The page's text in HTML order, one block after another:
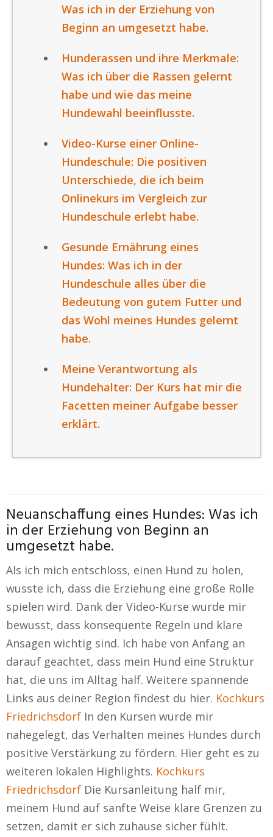
Was ich in der Erziehung von
Beginn an umgesetzt habe.
Hunderassen und ihre Merkmale:
Was ich über die Rassen gelernt
habe und wie das meine
Hundewahl beeinflusste.
Video-Kurse einer Online-
Hundeschule: Die positiven
Unterschiede, die ich beim
Onlinekurs im Vergleich zur
Hundeschule erlebt habe.
Gesunde Ernährung eines
Hundes: Was ich in der
Hundeschule alles über die
Bedeutung von gutem Futter und
das Wohl meines Hundes gelernt
habe.
Meine Verantwortung als
Hundehalter: Der Kurs hat mir die
Facetten meiner Aufgabe besser
erklärt.
Neuanschaffung eines Hundes: Was ich
in der Erziehung von Beginn an
umgesetzt habe.
Als ich mich entschloss, einen Hund zu holen,
wusste ich, dass die Erziehung eine große Rolle
spielen wird. Dank der Video-Kurse wurde mir
bewusst, dass konsequente Regeln und klare
Ansagen wichtig sind. Ich habe von Anfang an
darauf geachtet, dass mein Hund eine Struktur
hat, die uns im Alltag half. Weitere spannende
Links aus deiner Region findest du hier. Kochkurs
Friedrichsdorf In den Kursen wurde mir
nahegelegt, das Verhalten meines Hundes durch
positive Verstärkung zu fördern. Hier geht es zu
weiteren lokalen Highlights. Kochkurs
Friedrichsdorf Die Kursanleitung half mir,
meinem Hund auf sanfte Weise klare Grenzen zu
setzen, damit er sich zuhause sicher fühlt.